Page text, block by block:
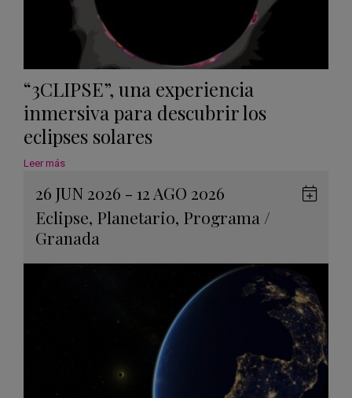
“3CLIPSE”, una experiencia
inmersiva para descubrir los
eclipses solares
Leer más
26 JUN 2026 - 12 AGO 2026
Eclipse, Planetario, Programa /
Granada